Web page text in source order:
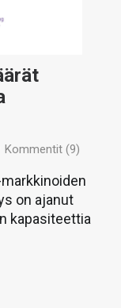
Kommentit (9)
on ajanut
kapasiteettia